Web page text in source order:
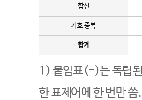
합산
기호 중복
합계
1) 붙임표(-)는 독립된
한 표제어에 한 번만